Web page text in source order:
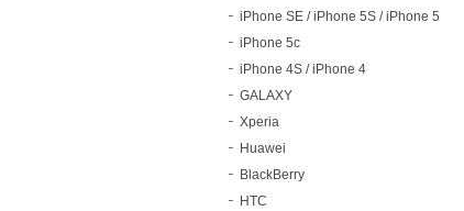
iPhone SE / iPhone 5S / iPhone 5
iPhone 5c
iPhone 4S / iPhone 4
GALAXY
Xperia
Huawei
BlackBerry
HTC